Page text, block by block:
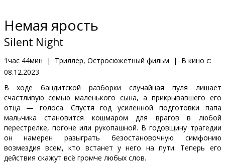
Клуб
Немая ярость
Silent Night
1час 44мин | Триллер, Остросюжетный фильм |
В кино с:
08.12.2023
В ходе бандитской разборки случайная пуля лишает
счастливую семью маленького сына, а прикрывавшего его
отца — голоса. Спустя год усиленной подготовки папа
мальчика становится кошмаром для врагов в любой
перестрелке, погоне или рукопашной. В годовщину трагедии
он намерен разыграть безостановочную симфонию
возмездия всем, кто встанет у него на пути. Теперь его
действия скажут всё громче любых слов.